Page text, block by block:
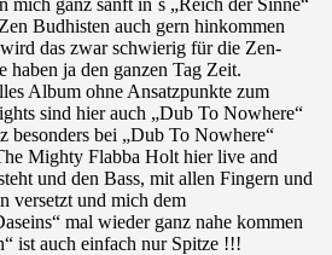
Budhisten auch gern hinkommen
das zwar schwierig für die Zen-
haben ja den ganzen Tag Zeit.
Album ohne Ansatzpunkte zum
sind hier auch „Dub To Nowhere“
besonders bei „Dub To Nowhere“
Mighty Flabba Holt hier live and
und den Bass, mit allen Fingern und
versetzt und mich dem
mal wieder ganz nahe kommen
ist auch einfach nur Spitze !!!